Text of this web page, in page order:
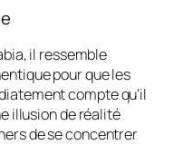
il ressemble
pour que les
compte qu’il
illusion de réalité
de se concentrer